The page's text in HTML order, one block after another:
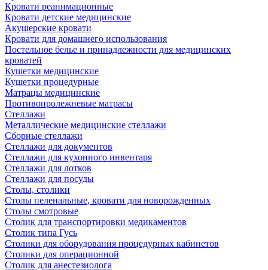
Кровати реанимационные
Кровати детские медицинские
Акушерские кровати
Кровати для домашнего использования
Постельное белье и принадлежности для медицинских
кроватей
Кушетки медицинские
Кушетки процедурные
Матрацы медицинские
Противопролежневые матрасы
Стеллажи
Металлические медицинские стеллажи
Сборные стеллажи
Стеллажи для документов
Стеллажи для кухонного инвентаря
Стеллажи для лотков
Стеллажи для посуды
Столы, столики
Столы пеленальные, кровати для новорожденных
Столы смотровые
Столик для транспортировки медикаментов
Столик типа Гусь
Столики для оборудования процедурных кабинетов
Столики для операционной
Столик для анестезиолога